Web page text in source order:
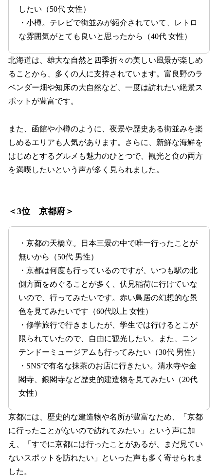
したい（50代 女性）
・小樽。テレビで街並みが紹介されていて、レトロ
な雰囲気がとても良いと思ったから（40代 女性）
北海道は、雄大な自然と四季折々の美しい風景が楽しめ
ることから、多くの人に支持されています。富良野のラ
ベンダー畑や知床の大自然など、一度は訪れたい絶景ス
ポットが豊富です。
また、函館や小樽のように、夜景や歴史ある街並みを楽
しめるエリアも人気があります。さらに、新鮮な海鮮を
はじめとするグルメも魅力のひとつで、観光と食の両方
を満喫したいという声が多く見られました。
＜3位 京都府＞
・京都の天橋立。日本三景の中で唯一行ったことが
無いから（50代 男性）
・京都は何度も行っているのですが、いつも駅の北
側方面をめぐることが多く、伏見稲荷に行けていな
いので、行ってみたいです。赤い鳥居の幻想的な景
色を見てみたいです（60代以上 女性）
・修学旅行で行きましたが、学生では行けるとこが
限られていたので、自由に観光したい。また、ニン
テンドーミュージアムも行ってみたい（30代 男性）
・SNSで有名な抹茶のお店に行きたい。清水寺や金
閣寺、銀閣寺など歴史的建造物を見てみたい（20代
女性）
京都には、歴史的な建造物や名所が豊富なため、「京都
に行ったことがないので訪れてみたい」という声に加
え、「すでに京都には行ったことがあるが、まだ見てい
ないスポットを訪れたい」といった声も多く寄せられま
した。